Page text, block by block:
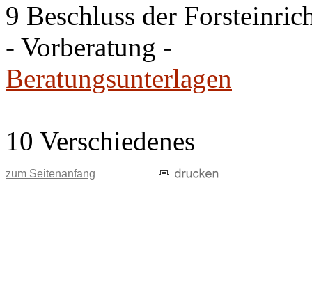
9 Beschluss der
- Vorberatung -
Beratungsunterlagen
10 Verschiedenes
zum Seitenanfang